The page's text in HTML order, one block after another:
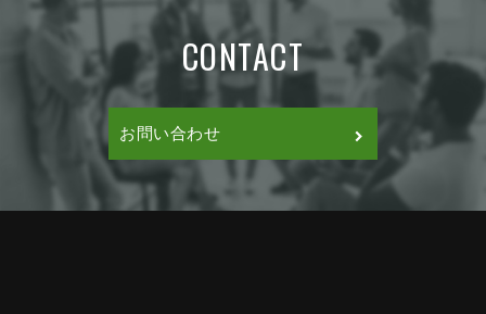
CONTACT
お問い合わせ